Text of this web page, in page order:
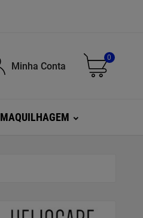
Minha Conta
0
MAQUILHAGEM